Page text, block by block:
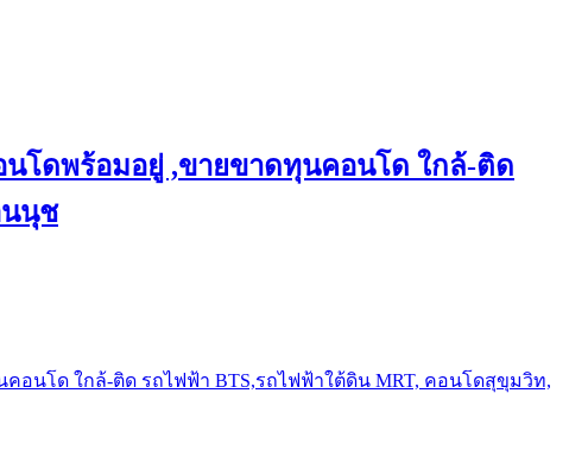
นโดพร้อมอยู่ ,ขายขาดทุนคอนโด ใกล้-ติด
นนุช
อนโด ใกล้-ติด รถไฟฟ้า BTS,รถไฟฟ้าใต้ดิน MRT, คอนโดสุขุมวิท,